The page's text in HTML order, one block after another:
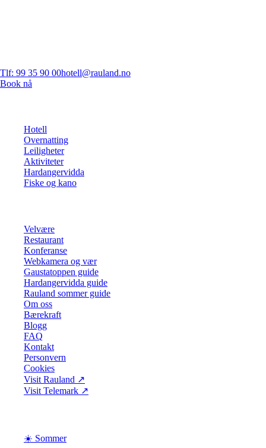
Tlf: 99 35 90 00hotell@rauland.no
Book nå
Hotell
Overnatting
Leiligheter
Aktiviteter
Hardangervidda
Fiske og kano
Velvære
Restaurant
Konferanse
Webkamera og vær
Gaustatoppen guide
Hardangervidda guide
Rauland sommer guide
Om oss
Bærekraft
Blogg
FAQ
Kontakt
Personvern
Cookies
Visit Rauland ↗
Visit Telemark ↗
☀️ Sommer